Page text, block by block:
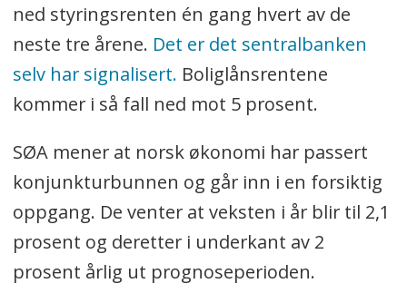
ned styringsrenten én gang hvert av de
neste tre årene. Det er det sentralbanken
selv har signalisert. Boliglånsrentene
kommer i så fall ned mot 5 prosent.
SØA mener at norsk økonomi har passert
konjunkturbunnen og går inn i en forsiktig
oppgang. De venter at veksten i år blir til 2,1
prosent og deretter i underkant av 2
prosent årlig ut prognoseperioden.